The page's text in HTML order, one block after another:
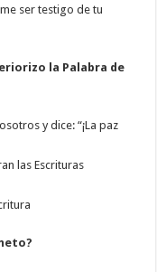
ser testigo de tu
la Palabra de
y dice: “¡La paz
las Escrituras